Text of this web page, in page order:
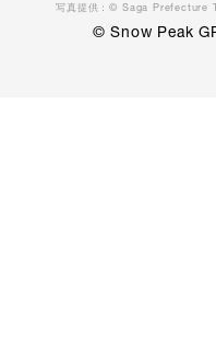
写真提供：© Saga Prefecture
© Snow Peak